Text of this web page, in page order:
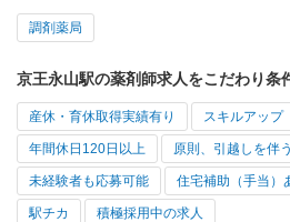
調剤薬局
京王永山駅の薬剤師求人をこだわり条
産休・育休取得実績有り スキルアップ
年間休日120日以上 原則、引越しを伴
未経験者も応募可能 住宅補助（手当）
駅チカ 積極採用中の求人